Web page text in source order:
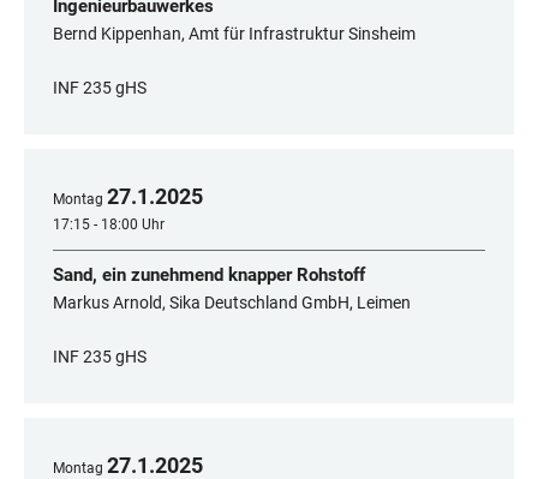
Ingenieurbauwerkes
Bernd Kippenhan, Amt für Infrastruktur Sinsheim
INF 235 gHS
Montag 27.1.2025
17:15 - 18:00 Uhr
Sand, ein zunehmend knapper Rohstoff
Markus Arnold, Sika Deutschland GmbH, Leimen
INF 235 gHS
Montag 27.1.2025